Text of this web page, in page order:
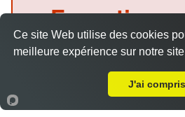
Pizza saumon
10.00 €
Accueil Panier
(Précommande
Ce site Web utilise des cookies
meilleure expérience sur notre
J'ai compris